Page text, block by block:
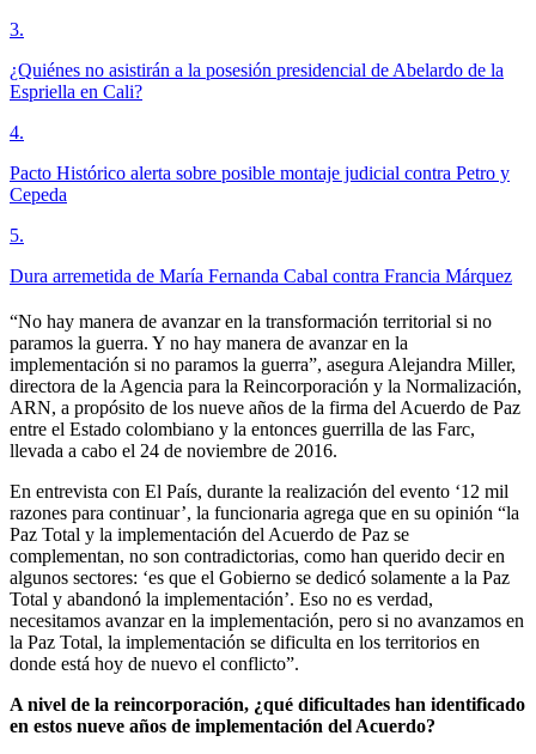
3.
¿Quiénes no asistirán a la posesión presidencial de Abelardo de la
Espriella en Cali?
4.
Pacto Histórico alerta sobre posible montaje judicial contra Petro y
Cepeda
5.
Dura arremetida de María Fernanda Cabal contra Francia Márquez
“No hay manera de avanzar en la transformación territorial si no
paramos la guerra. Y no hay manera de avanzar en la
implementación si no paramos la guerra”, asegura Alejandra Miller,
directora de la Agencia para la Reincorporación y la Normalización,
ARN, a propósito de los nueve años de la firma del Acuerdo de Paz
entre el Estado colombiano y la entonces guerrilla de las Farc,
llevada a cabo el 24 de noviembre de 2016.
En entrevista con El País, durante la realización del evento ‘12 mil
razones para continuar’, la funcionaria agrega que en su opinión “la
Paz Total y la implementación del Acuerdo de Paz se
complementan, no son contradictorias, como han querido decir en
algunos sectores: ‘es que el Gobierno se dedicó solamente a la Paz
Total y abandonó la implementación’. Eso no es verdad,
necesitamos avanzar en la implementación, pero si no avanzamos en
la Paz Total, la implementación se dificulta en los territorios en
donde está hoy de nuevo el conflicto”.
A nivel de la reincorporación, ¿qué dificultades han identificado
en estos nueve años de implementación del Acuerdo?